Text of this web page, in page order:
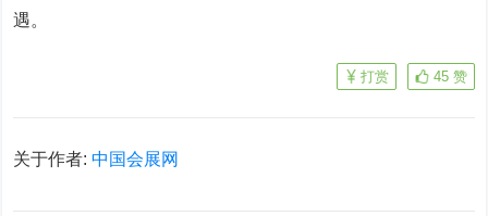
遇。
45 赞
打赏
关于作者:中国会展网